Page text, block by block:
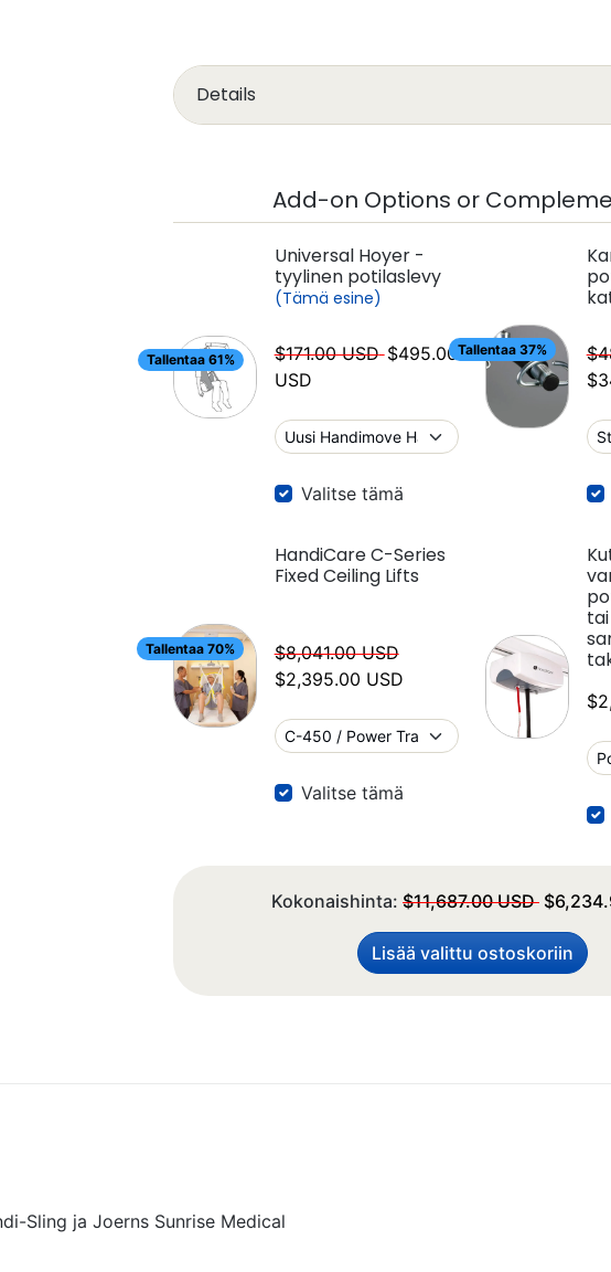
Details
Add-on Options or
Tallentaa 61%
Universal Hoyer -
tyylinen potilaslevy
(Tämä esine)
Normaalihinta
$171.00 USD Myyntihinta
$495.00
USD
Valitse tämä
Tallentaa 37%
Tallentaa 70%
HandiCare C-Series
Fixed Ceiling Lifts
Normaalihinta
$8,041.00 USD Myyntihinta
$2,395.00 USD
Valitse tämä
Kokonaishinta: Normaalihinta
$11,687.00 USD
Lisää valittu ostoskoriin
Sling ja Joerns Sunrise Medical